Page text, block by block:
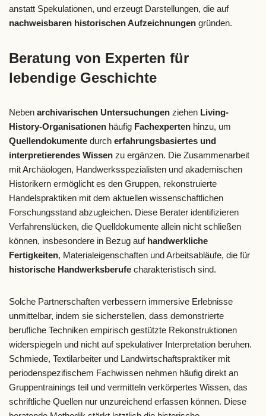
anstatt Spekulationen, und erzeugt Darstellungen, die auf
nachweisbaren historischen Aufzeichnungen gründen.
Beratung von Experten für
lebendige Geschichte
Neben archivarischen Untersuchungen ziehen Living-
History-Organisationen häufig Fachexperten hinzu, um
Quellendokumente durch erfahrungsbasiertes und
interpretierendes Wissen zu ergänzen. Die Zusammenarbeit
mit Archäologen, Handwerksspezialisten und akademischen
Historikern ermöglicht es den Gruppen, rekonstruierte
Handelspraktiken mit dem aktuellen wissenschaftlichen
Forschungsstand abzugleichen. Diese Berater identifizieren
Verfahrenslücken, die Quelldokumente allein nicht schließen
können, insbesondere in Bezug auf handwerkliche
Fertigkeiten, Materialeigenschaften und Arbeitsabläufe, die für
historische Handwerksberufe charakteristisch sind.
Solche Partnerschaften verbessern immersive Erlebnisse
unmittelbar, indem sie sicherstellen, dass demonstrierte
berufliche Techniken empirisch gestützte Rekonstruktionen
widerspiegeln und nicht auf spekulativer Interpretation beruhen.
Schmiede, Textilarbeiter und Landwirtschaftspraktiker mit
periodenspezifischem Fachwissen nehmen häufig direkt an
Gruppentrainings teil und vermitteln verkörpertes Wissen, das
schriftliche Quellen nur unzureichend erfassen können. Diese